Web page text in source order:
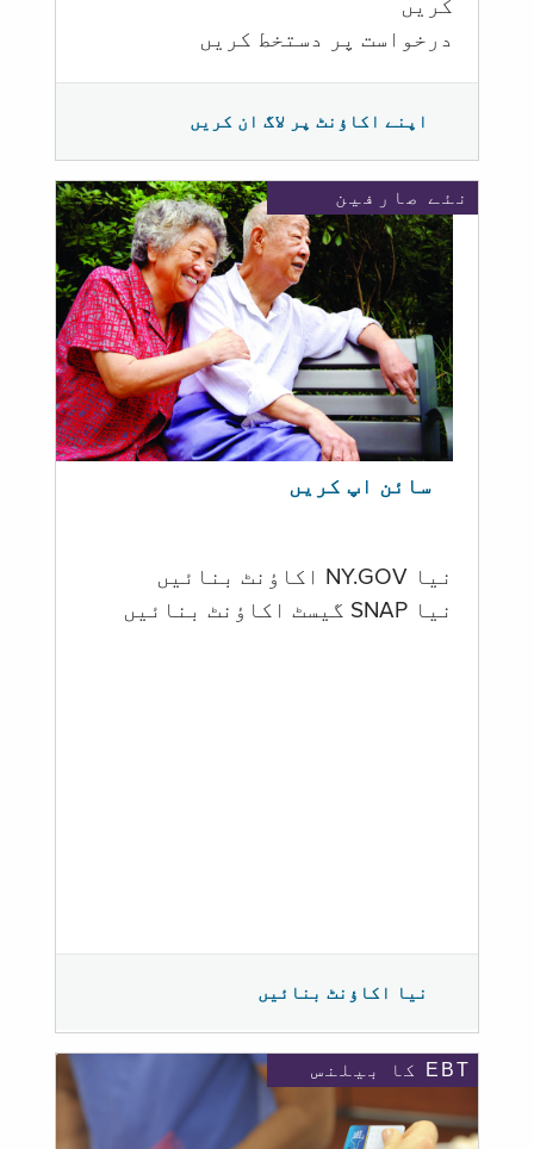
کریں
درخواست پر دستخط کریں
اپنے اکاؤنٹ پر لاگ ان کریں
نئے صارفین
سائن اپ کریں
نیا NY.GOV اکاؤنٹ بنائیں
نیا SNAP گیسٹ اکاؤنٹ بنائیں
نیا اکاؤنٹ بنائیں
EBT کا بیلنس